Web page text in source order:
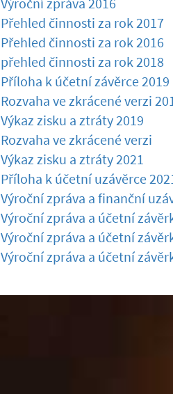
Výroční zpráva 2016
Přehled činnosti za rok 2017
Přehled činnosti za rok 2016
přehled činnosti za rok 2018
Příloha k účetní závěrce 2019
Rozvaha ve zkrácené verzi
Výkaz zisku a ztráty 2019
Rozvaha ve zkrácené verzi
Výkaz zisku a ztráty 2021
Příloha k účetní uzávěrce
Výroční zpráva a finanční
Výroční zpráva a účetní
Výroční zpráva a účetní
Výroční zpráva a účetní